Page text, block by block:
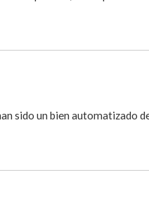
sido un bien